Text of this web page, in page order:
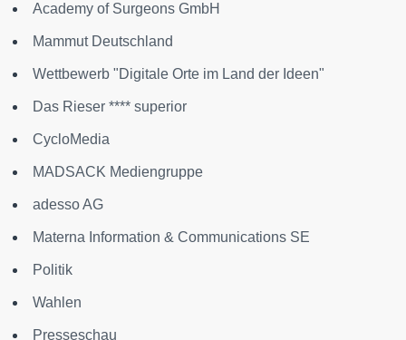
Academy of Surgeons GmbH
Mammut Deutschland
Wettbewerb "Digitale Orte im Land der Ideen"
Das Rieser **** superior
CycloMedia
MADSACK Mediengruppe
adesso AG
Materna Information & Communications SE
Politik
Wahlen
Presseschau